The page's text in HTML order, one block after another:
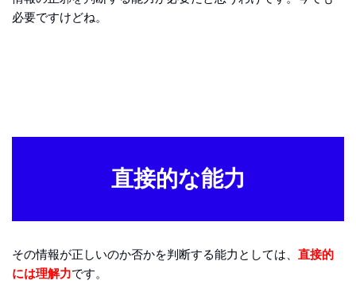
必要ですけどね。
直接的な能力
その情報が正しいのか否かを判断する能力としては、 直接的
には理解力です。